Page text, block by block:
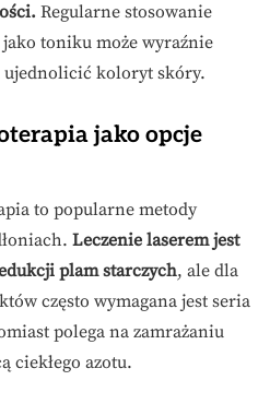
Regularne stosowanie
toniku może wyraźnie
ujednolicić koloryt skóry.
jako opcje
to popularne metody
Leczenie laserem jest
plam starczych, ale dla
często wymagana jest seria
polega na zamrażaniu
ciekłego azotu.